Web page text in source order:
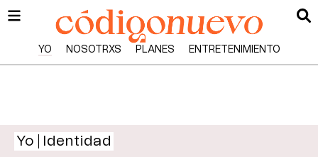
YO NOSOTRXS PLANES ENTRETENIMIENTO
Yo Identidad